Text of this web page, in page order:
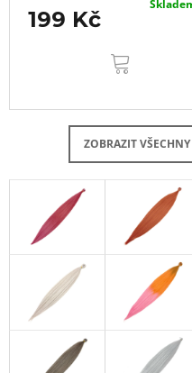
199 Kč
ZOBRAZIT